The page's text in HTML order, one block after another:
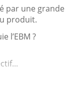
par une grande
produit.
l’EBM ?